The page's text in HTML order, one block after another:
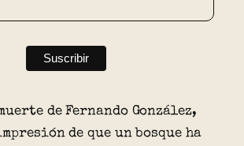
de Fernando González,
de que un bosque ha